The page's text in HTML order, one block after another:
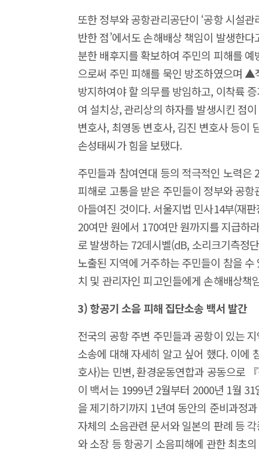
또한 정부와 공항관리공단이 ‘공항 시설
반한 점’에서도 손해배상 책임이 발생한
분한 배후지를 확보하여 주민의 피해를
으로써 주민 피해를 묵인 방조하였으며
방지하여야 할 의무를 방임하고, 이착륙
여 설치상, 관리상의 하자를 발생시킨 점
변호사, 최영동 변호사, 김진 변호사 등이
손성태씨가 힘을 보탰다.
주민들과 참여연대 등의 적극적인 노력
피해로 고통을 받은 주민들이 정부와 공
아들여진 것이다. 서울지법 민사14부(재
20여만 원에서 170여만 원까지를 지급하
로 발생하는 72데시벨(dB, 소리크기측정
노출된 지역에 거주하는 주민들이 참을
치 및 관리자인 피고인들에게 손해배상책
3) 항공기 소음 피해 집단소송 백서 발간
전국의 공항 주변 주민들과 공항이 있는
소송에 대해 자세히 알고 싶어 했다. 이에
호사)는 민변, 환경운동연합과 공동으로
이 백서는 1999년 2월부터 2000년 1월
을 제기하기까지 1년여 동안의 준비과정
자체의 소음관련 문서와 일본의 판례 등
와 소장 등 항공기 소음피해에 관한 최초